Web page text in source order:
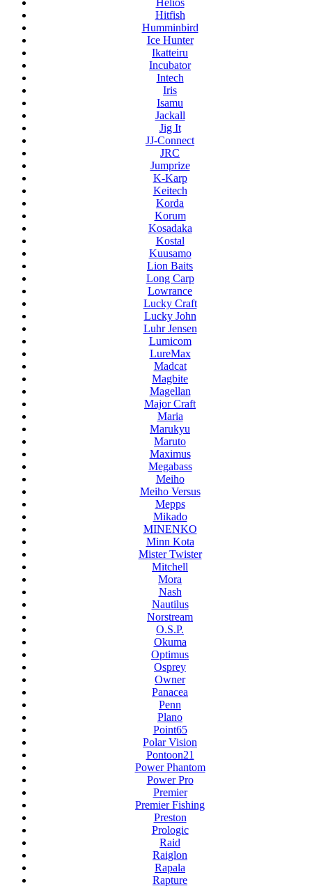
Helios
Hitfish
Humminbird
Ice Hunter
Ikatteiru
Incubator
Intech
Iris
Isamu
Jackall
Jig It
JJ-Connect
JRC
Jumprize
K-Karp
Keitech
Korda
Korum
Kosadaka
Kostal
Kuusamo
Lion Baits
Long Carp
Lowrance
Lucky Craft
Lucky John
Luhr Jensen
Lumicom
LureMax
Madcat
Magbite
Magellan
Major Craft
Maria
Marukyu
Maruto
Maximus
Megabass
Meiho
Meiho Versus
Mepps
Mikado
MINENKO
Minn Kota
Mister Twister
Mitchell
Mora
Nash
Nautilus
Norstream
O.S.P.
Okuma
Optimus
Osprey
Owner
Panacea
Penn
Plano
Point65
Polar Vision
Pontoon21
Power Phantom
Power Pro
Premier
Premier Fishing
Preston
Prologic
Raid
Raiglon
Rapala
Rapture